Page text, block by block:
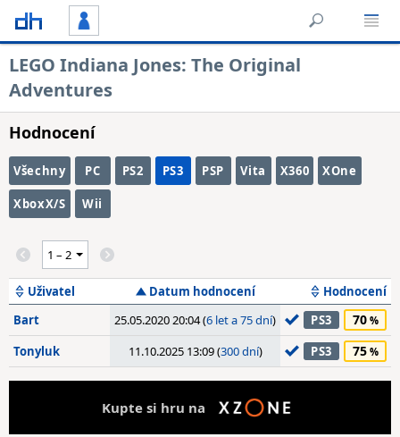
LEGO Indiana Jones: The Original
Adventures
Hodnocení
Všechny PC PS2 PS3 PSP Vita X360 XOne
XboxX/S Wii
Uživatel Datum hodnocení
Hodnocení
Bart
25.05.2020 20:04 (6 let a 75 dní) PS3 70
Tonyluk 11.10.2025 13:09 (300 dní) PS3 75
Kupte si hru na